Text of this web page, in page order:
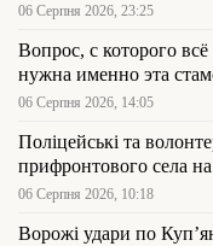
06 Серпня 2026, 23:25
Вопрос, с которого
нужна именно эта
06 Серпня 2026, 14:05
Поліцейські та
прифронтового села на
06 Серпня 2026, 10:18
Ворожі удари по